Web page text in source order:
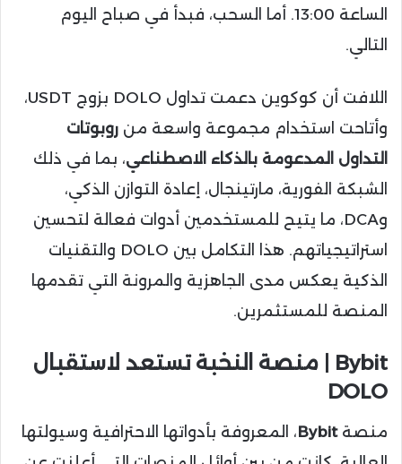
الساعة 13:00. أما السحب، فبدأ في صباح اليوم
التالي.
اللافت أن كوكوين دعمت تداول DOLO بزوج USDT،
وأتاحت استخدام مجموعة واسعة من روبوتات
التداول المدعومة بالذكاء الاصطناعي، بما في ذلك
الشبكة الفورية، مارتينجال، إعادة التوازن الذكي،
وDCA، ما يتيح للمستخدمين أدوات فعالة لتحسين
استراتيجياتهم. هذا التكامل بين DOLO والتقنيات
الذكية يعكس مدى الجاهزية والمرونة التي تقدمها
المنصة للمستثمرين.
Bybit | منصة النخبة تستعد لاستقبال
DOLO
منصةBybit، المعروفة بأدواتها الاحترافية وسيولتها